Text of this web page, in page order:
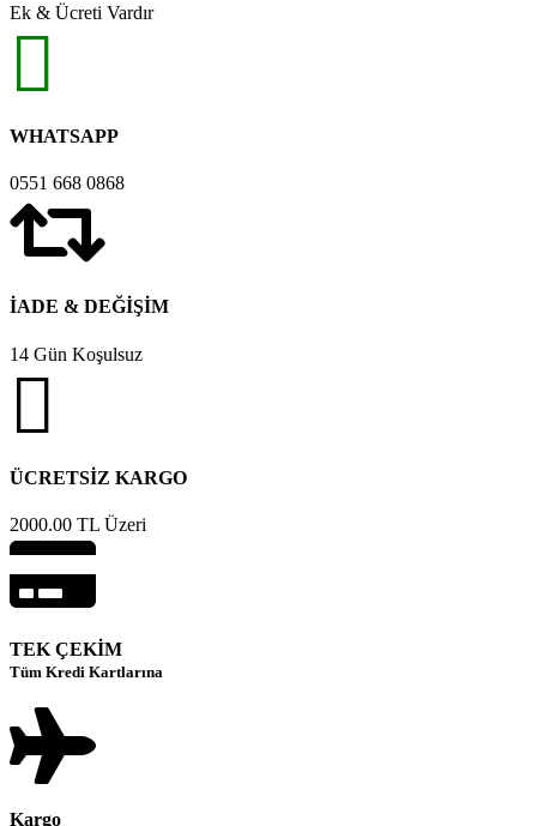
Ek & Ücreti Vardır
WHATSAPP
0551 668 0868
İADE & DEĞİŞİM
14 Gün Koşulsuz
ÜCRETSİZ KARGO
2000.00 TL Üzeri
TEK ÇEKİM
Tüm Kredi Kartlarına
Kargo